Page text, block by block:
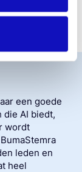
een goede
die AI biedt,
wordt
leden en
heel